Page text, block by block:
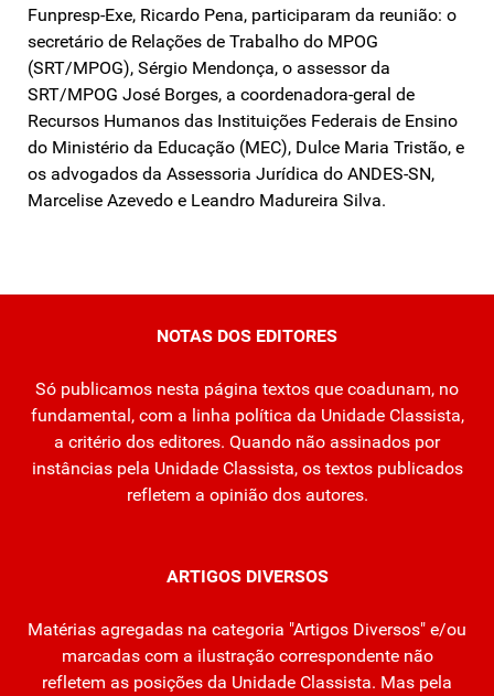
Funpresp-Exe, Ricardo Pena, participaram da reunião: o
secretário de Relações de Trabalho do MPOG
(SRT/MPOG), Sérgio Mendonça, o assessor da
SRT/MPOG José Borges, a coordenadora-geral de
Recursos Humanos das Instituições Federais de Ensino
do Ministério da Educação (MEC), Dulce Maria Tristão, e
os advogados da Assessoria Jurídica do ANDES-SN,
Marcelise Azevedo e Leandro Madureira Silva.
NOTAS DOS EDITORES
Só publicamos nesta página textos que coadunam, no
fundamental, com a linha política da Unidade Classista,
a critério dos editores. Quando não assinados por
instâncias pela Unidade Classista, os textos publicados
refletem a opinião dos autores.
ARTIGOS DIVERSOS
Matérias agregadas na categoria "Artigos Diversos" e/ou
marcadas com a ilustração correspondente não
refletem as posições da Unidade Classista. Mas pela